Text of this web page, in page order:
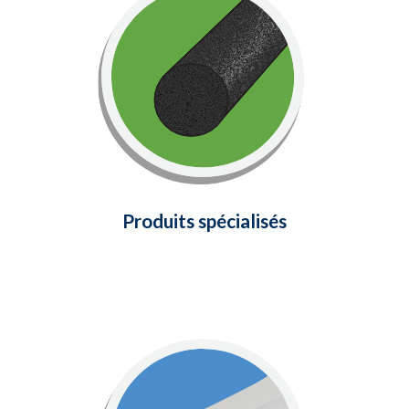
Produits spécialisés
Produits spécialisés
Solutions d'étanchéité pour isoler
votre automobile, unités de
climatisation, prises électriques,
robinets extérieurs, tuyaux, conduits
et plus encore !
Joints en caoutchouc
pour fenêtres